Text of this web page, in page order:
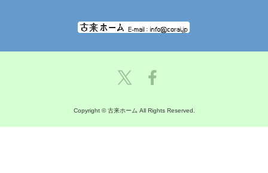
Copyright © 古来ホーム All Rights Reserved.